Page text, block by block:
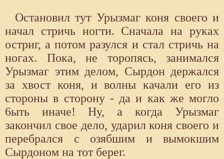
Остановил тут Урызмаг коня своего и
начал стричь ногти. Сначала на руках
остриг, а потом разулся и стал стричь на
ногах. Пока, не торопясь, занимался
Урызмаг этим делом, Сырдон держался
за хвост коня, и волны качали его из
стороны в сторону - да и как же могло
6ыть иначе! Ну, а когда Урызмаг
закончил свое дело, ударил коня своего и
перебрался с озябшим и вымокшим
Сырдоном на тот берег.